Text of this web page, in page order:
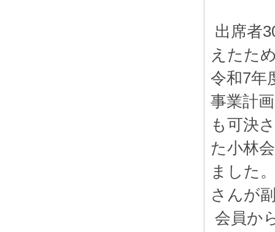
出席者
えたた
令和7年
事業計
も可決
た小林
ました
さんが
会員か